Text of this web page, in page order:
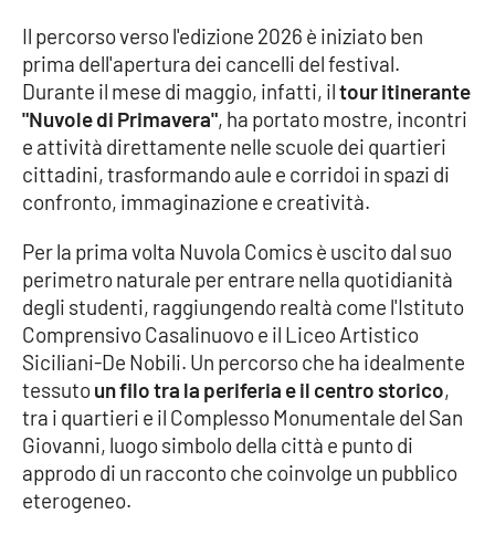
Sport
RUBRICHE
Good Morning Vietnam
Parchi Marini Calabria
Leggendo Alvaro insieme
Imprese Di Calabria
Le perfidie di Antonella Grippo
Venti di comunicazione
Il percorso verso l'edizione 2026 è iniziato ben
prima dell'apertura dei cancelli del festival.
Durante il mese di maggio, infatti, iltour itinerante
"Nuvole di Primavera", ha portato mostre, incontri
e attività direttamente nelle scuole dei quartieri
cittadini, trasformando aule e corridoi in spazi di
confronto, immaginazione e creatività.
Per la prima volta Nuvola Comics è uscito dal suo
perimetro naturale per entrare nella quotidianità
degli studenti, raggiungendo realtà come l'Istituto
Comprensivo Casalinuovo e il Liceo Artistico
Siciliani-De Nobili. Un percorso che ha idealmente
tessutoun filo tra la periferia e il centro storico,
tra i quartieri e il Complesso Monumentale del San
Giovanni, luogo simbolo della città e punto di
approdo di un racconto che coinvolge un pubblico
eterogeneo.